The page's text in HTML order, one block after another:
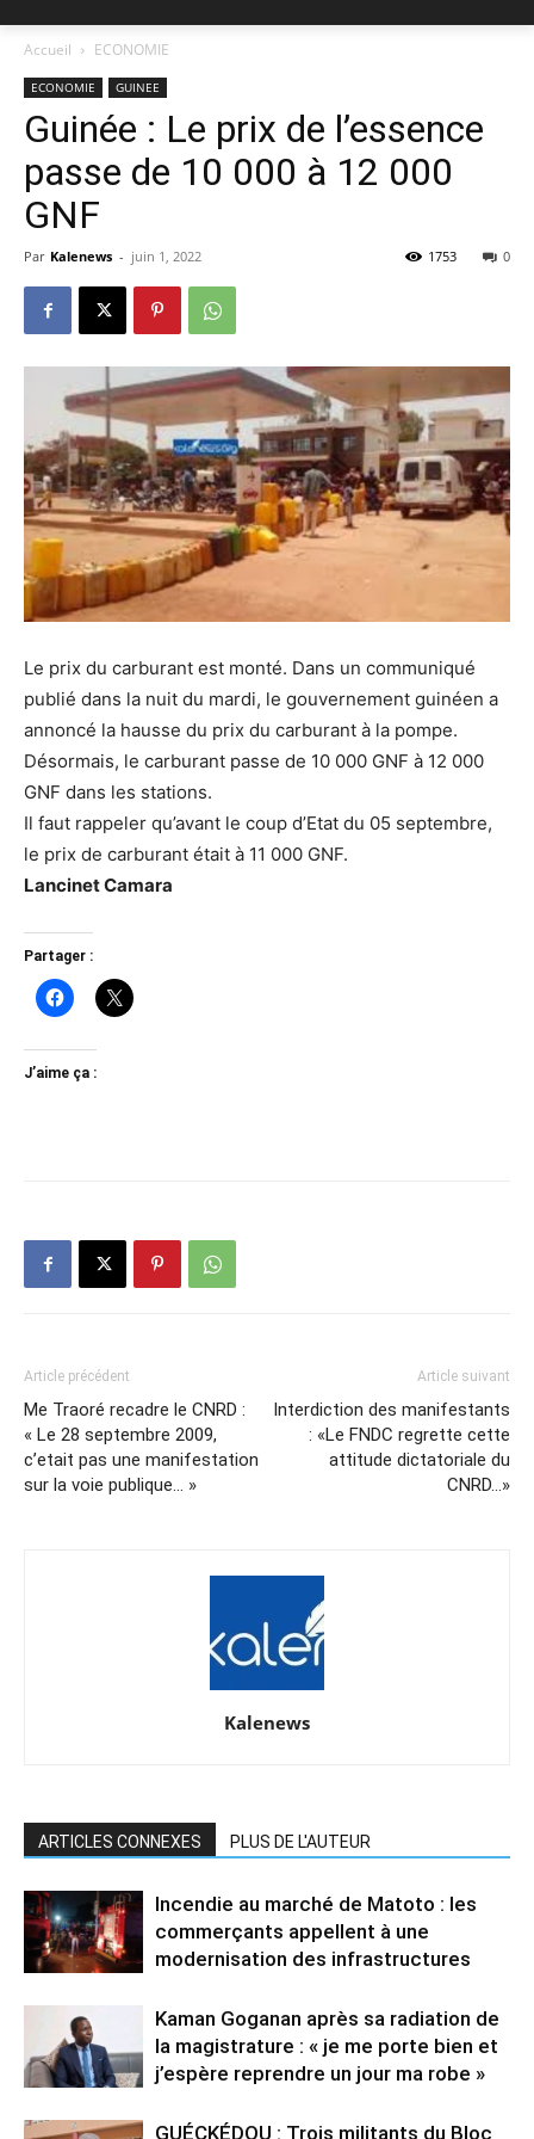
Accueil ECONOMIE
ECONOMIE GUINEE
Guinée : Le prix de l’essence
passe de 10 000 à 12 000
GNF
Par Kalenews - juin 1, 2022 0
1753
Le prix du carburant est monté. Dans un communiqué
publié dans la nuit du mardi, le gouvernement guinéen a
annoncé la hausse du prix du carburant à la pompe.
Désormais, le carburant passe de 10 000 GNF à 12 000
GNF dans les stations.
Il faut rappeler qu’avant le coup d’Etat du 05 septembre,
le prix de carburant était à 11 000 GNF.
Lancinet Camara
Partager :
J’aime ça :
Article précédent
Me Traoré recadre le CNRD :
« Le 28 septembre 2009,
c’etait pas une manifestation
sur la voie publique… »
Article suivant
Interdiction des manifestants
: «Le FNDC regrette cette
attitude dictatoriale du
CNRD…»
Kalenews
ARTICLES CONNEXES PLUS DE L'AUTEUR
Incendie au marché de Matoto : les
commerçants appellent à une
modernisation des infrastructures
Kaman Goganan après sa radiation de
la magistrature : « je me porte bien et
j’espère reprendre un jour ma robe »
GUÉCKÉDOU : Trois militants du Bloc